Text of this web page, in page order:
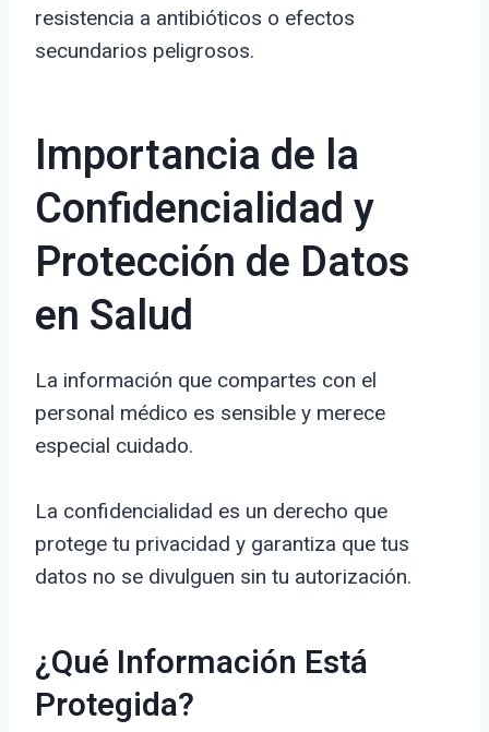
resistencia a antibióticos o efectos
secundarios peligrosos.
Importancia de la
Confidencialidad y
Protección de Datos
en Salud
La información que compartes con el
personal médico es sensible y merece
especial cuidado.
La confidencialidad es un derecho que
protege tu privacidad y garantiza que tus
datos no se divulguen sin tu autorización.
¿Qué Información Está
Protegida?